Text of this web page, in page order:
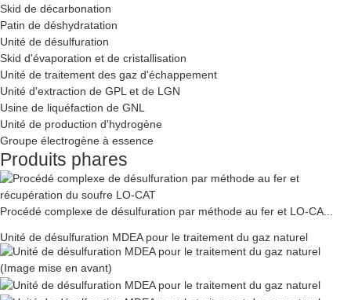
Skid de décarbonation
Patin de déshydratation
Unité de désulfuration
Skid d'évaporation et de cristallisation
Unité de traitement des gaz d'échappement
Unité d'extraction de GPL et de LGN
Usine de liquéfaction de GNL
Unité de production d'hydrogène
Groupe électrogène à essence
Produits phares
Procédé complexe de désulfuration par méthode au fer et LO-CA...
Unité de désulfuration MDEA pour le traitement du gaz naturel